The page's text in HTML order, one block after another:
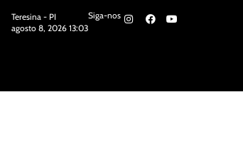
Teresina - PI
agosto 8, 2026 13:03
Siga-nos